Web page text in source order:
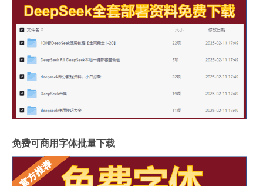
免费可商用字体批量下载